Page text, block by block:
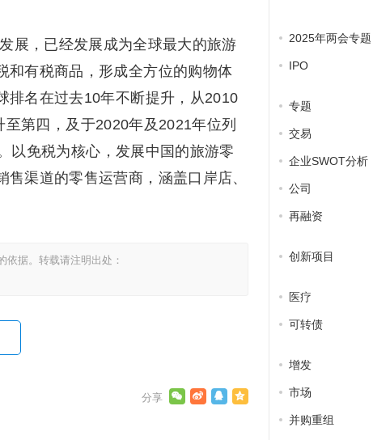
展，已经发展成为全球最大的旅游
和有税商品，形成全方位的购物体
排名在过去10年不断提升，从2010
第四，及于2020年及2021年位列
以免税为核心，发展中国的旅游零
渠道的零售运营商，涵盖口岸店、
据。转载请注明出处：
2025年两会专题
IPO
专题
交易
企业SWOT分析
公司
再融资
创新项目
医疗
可转债
增发
市场
并购重组